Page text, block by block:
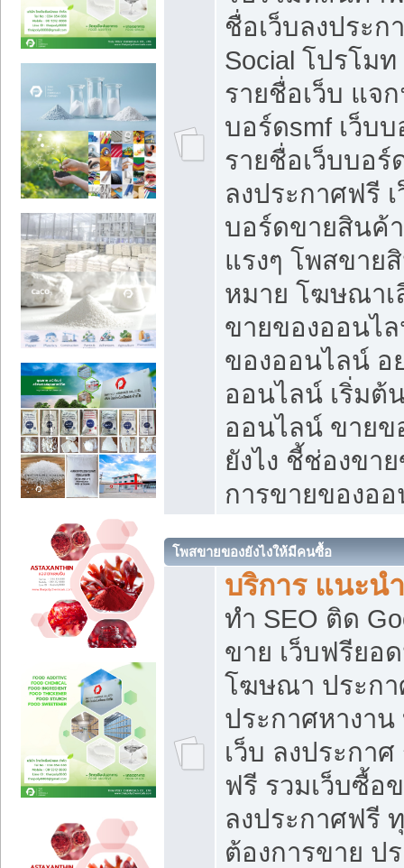
ชื่อเว็บลงประ
Social โปรโม
รายชื่อเว็บ แจ
บอร์ดsmf เว็บ
รายชื่อเว็บบอ
ลงประกาศฟรี
บอร์ดขายสินค้
แรงๆ โพสขาย
หมาย โฆษณาเ
ขายของออนไ
ของออนไลน์ อ
ออนไลน์ เริ่มต้
ออนไลน์ ขายข
ยังไง ชี้ช่องขา
การขายของอ
โพสขายของยังไงให้มีคนซื้อ
บริการ แนะน
ทำ SEO ติด
ขาย เว็บฟรียอ
โฆษณา ประกา
ประกาศหางา
เว็บ ลงประกา
ฟรี รวมเว็บซื้อ
ลงประกาศฟรี
ต้องการขาย ป